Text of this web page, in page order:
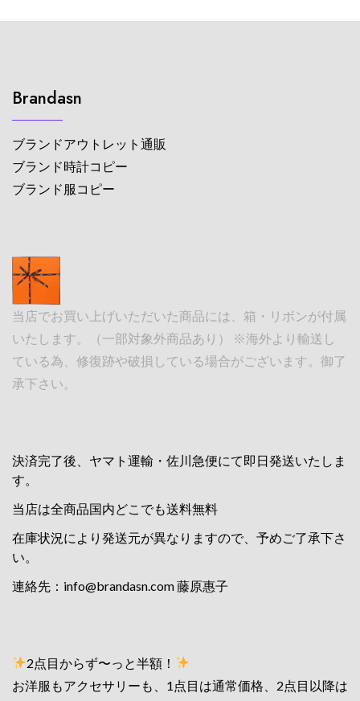
Brandasn
ブランドアウトレット通販
ブランド時計コピー
ブランド服コピー
当店でお買い上げいただいた商品には、箱・リボンが付属
いたします。（一部対象外商品あり） ※海外より輸送し
ている為、修復跡や破損している場合がございます。御了
承下さい。
決済完了後、ヤマト運輸・佐川急便にて即日発送いたしま
す。
当店は全商品国内どこでも送料無料
在庫状況により発送元が異なりますので、予めご了承下さ
い。
連絡先： info@brandasn.com藤原惠子
2点目からず〜っと半額！
お洋服もアクセサリーも、1点目は通常価格、2点目以降は